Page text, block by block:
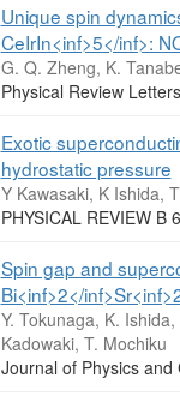
Unique spin
CeIrIn<inf>5</inf>:
G. Q. Zheng, K.
Physical Review
Exotic
hydrostatic pressure
Y Kawasaki, K Ishida,
PHYSICAL REVIEW B
Spin gap and
Bi<inf>2</
Y. Tokunaga, K.
Kadowaki, T. Mochiku
Journal of Physics